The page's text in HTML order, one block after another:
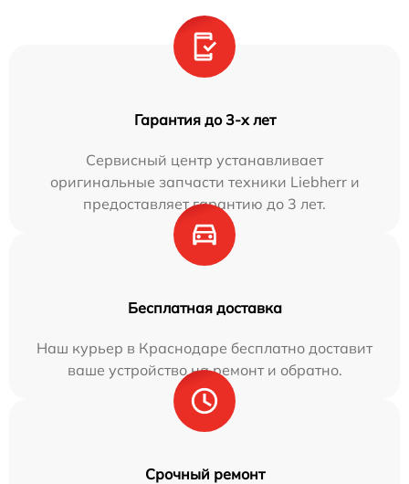
Гарантия до 3-х лет
Сервисный центр устанавливает
оригинальные запчасти техники Liebherr и
предоставляет гарантию до 3 лет.
Бесплатная доставка
Наш курьер в Краснодаре бесплатно доставит
ваше устройство на ремонт и обратно.
Срочный ремонт